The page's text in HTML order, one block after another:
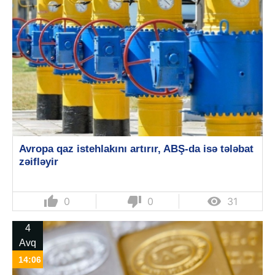
Avropa qaz istehlakını artırır, ABŞ-da isə tələbat
zəifləyir
thumb_up 0 thumb_down 0  31
4
Avq
14:06